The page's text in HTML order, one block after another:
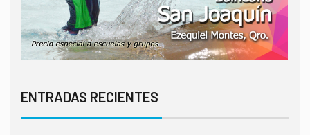
ENTRADAS RECIENTES